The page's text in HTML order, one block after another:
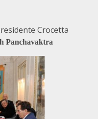
Crocetta
Panchavaktra